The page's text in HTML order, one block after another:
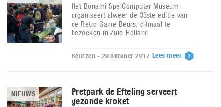
Het Bonami SpelComputer Museum
organiseert alweer de 33ste editie van
de Retro Game Beurs, ditmaal te
bezoeken in Zuid-Holland.
Beurzen - 29 oktober 2017 Lees meer
NIEUWS
Pretpark de Efteling serveert
gezonde kroket